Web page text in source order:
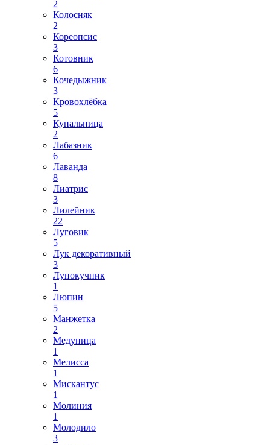
2
Колосняк
2
Кореопсис
3
Котовник
6
Кочедыжник
3
Кровохлёбка
5
Купальница
2
Лабазник
6
Лаванда
8
Лиатрис
3
Лилейник
22
Луговик
5
Лук декоративный
3
Лунокучник
1
Люпин
5
Манжетка
2
Медуница
1
Мелисса
1
Мискантус
1
Молиния
1
Молодило
3